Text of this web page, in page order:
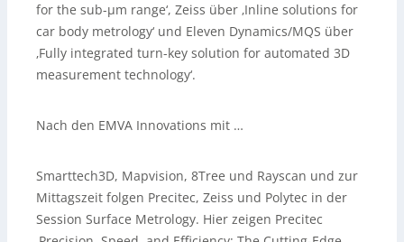
for the sub-µm range‘, Zeiss über ‚Inline solutions for
car body metrology‘ und Eleven Dynamics/MQS über
‚Fully integrated turn-key solution for automated 3D
measurement technology‘.
Nach den EMVA Innovations mit …
Smarttech3D, Mapvision, 8Tree und Rayscan und zur
Mittagszeit folgen Precitec, Zeiss und Polytec in der
Session Surface Metrology. Hier zeigen Precitec